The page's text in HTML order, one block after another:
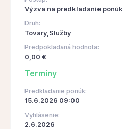
Výzva na predkladanie ponúk
Druh:
Tovary,Služby
Predpokladaná hodnota:
0,00 €
Termíny
Predkladanie ponúk:
15.6.2026 09:00
Vyhlásenie:
2.6.2026